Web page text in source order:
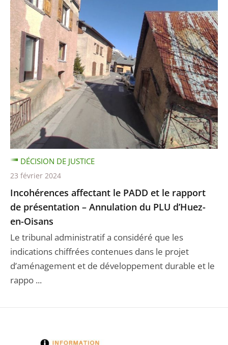
Incohérences affectant le PADD et le rapport
de présentation – Annulation du PLU d’Huez-
en-Oisans
Le tribunal administratif a considéré que les
indications chiffrées contenues dans le projet
d’aménagement et de développement durable et le
rappo ...
DÉCISION DE JUSTICE
23 février 2024